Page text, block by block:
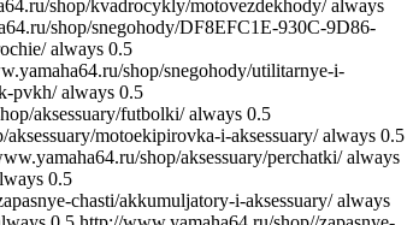
shop/kvadrocykly/motovezdekhody/ always
shop/snegohody/DF8EFC1E-930C-9D86-
always 0.5
shop/snegohody/utilitarnye-i-
pvkh/ always 0.5
aksessuary/futbolki/ always 0.5
motoekipirovka-i-aksessuary/ always 0.5
shop/aksessuary/perchatki/ always
0.5
chasti/akkumuljatory-i-aksessuary/ always